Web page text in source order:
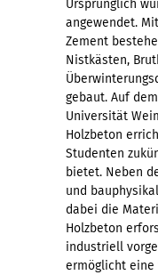
Ursprünglich
angewendet.
Zement
Nistkästen,
gebaut. Auf
Universität
Holzbeton
Studenten
bietet. Neben
und
dabei die
Holzbeton
industriell
ermöglicht eine